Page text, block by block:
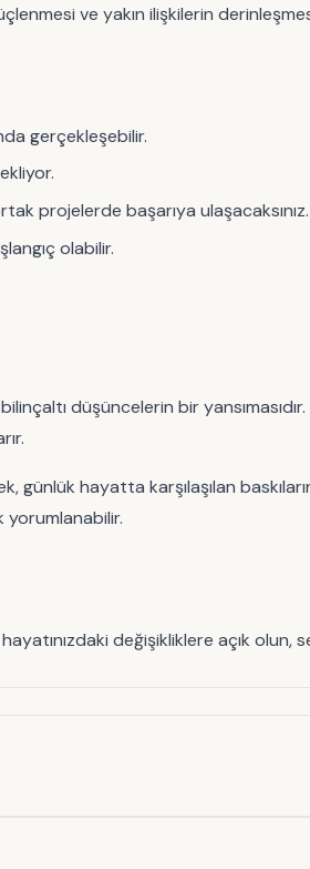
ve yakın ilişkilerin
gerçekleşebilir.
projelerde başarıya ulaşacaksınız.
olabilir.
düşüncelerin bir
hayatta karşılaşılan
yorumlanabilir.
değişikliklere açık olun,